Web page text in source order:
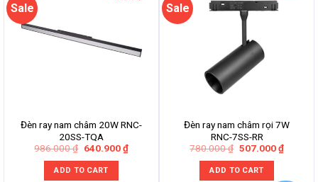
Sale
Đèn ray nam châm 20W RNC-
20SS-TQA
986.000₫ Original
was:
986.000 ₫.
640.900₫Current
price
ADD TO CART
Sale
Đèn ray nam châm rọi 7W
RNC-7SS-RR
780.000₫ Original
was:
780.000 ₫.
507.000₫Current
price
ADD TO CART